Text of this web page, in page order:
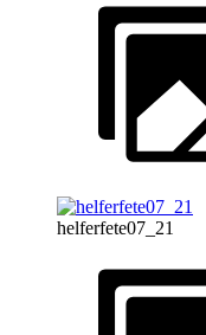
helferfete07_21